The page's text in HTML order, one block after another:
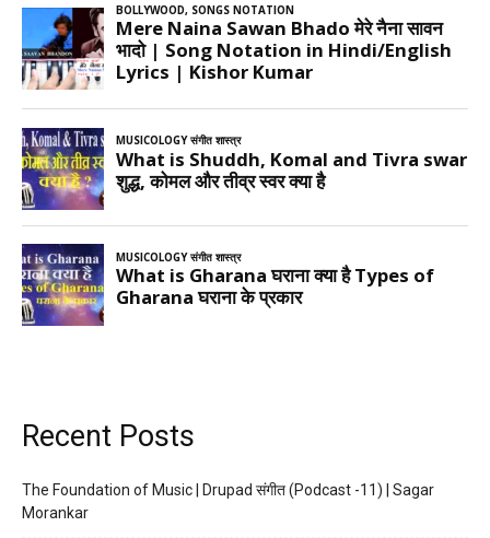
Recent Posts
The Foundation of Music | Drupad संगीत (Podcast -11) | Sagar
Morankar